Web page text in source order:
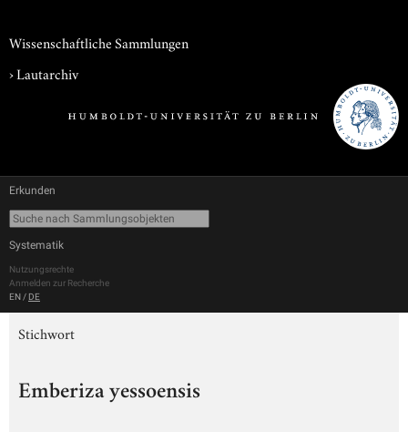
Wissenschaftliche Sammlungen
›Lautarchiv
Erkunden
Systematik
Nutzungsrechte
Anmelden zur Recherche
EN / DE
Stichwort
Emberiza yessoensis